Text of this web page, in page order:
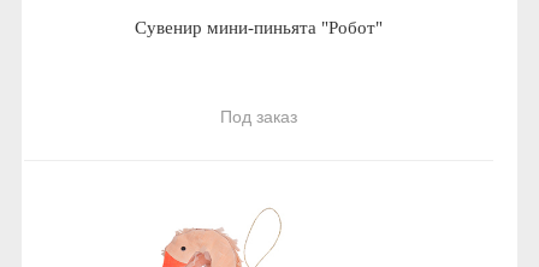
Сувенир мини-пиньята "Робот"
Под заказ